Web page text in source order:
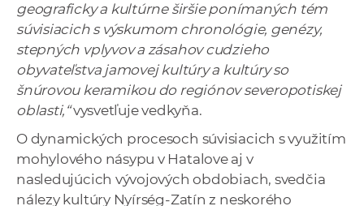
geograficky a kultúrne širšie ponímaných tém
súvisiacich s výskumom chronológie, genézy,
stepných vplyvov a zásahov cudzieho
obyvateľstva jamovej kultúry a kultúry so
šnúrovou keramikou do regiónov severopotiskej
oblasti,“vysvetľuje vedkyňa.
O dynamických procesoch súvisiacich s využitím
mohylového násypu v Hatalove aj v
nasledujúcich vývojových obdobiach, svedčia
nálezy kultúry Nyírség-Zatín z neskorého